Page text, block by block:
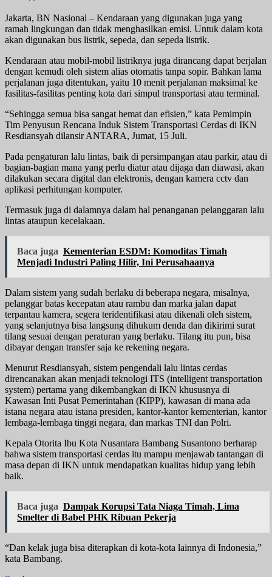
Jakarta, BN Nasional – Kendaraan yang digunakan juga yang
ramah lingkungan dan tidak menghasilkan emisi. Untuk dalam kota
akan digunakan bus listrik, sepeda, dan sepeda listrik.
Kendaraan atau mobil-mobil listriknya juga dirancang dapat berjalan
dengan kemudi oleh sistem alias otomatis tanpa sopir. Bahkan lama
perjalanan juga ditentukan, yaitu 10 menit perjalanan maksimal ke
fasilitas-fasilitas penting kota dari simpul transportasi atau terminal.
“Sehingga semua bisa sangat hemat dan efisien,” kata Pemimpin
Tim Penyusun Rencana Induk Sistem Transportasi Cerdas di IKN
Resdiansyah dilansir ANTARA, Jumat, 15 Juli.
Pada pengaturan lalu lintas, baik di persimpangan atau parkir, atau di
bagian-bagian mana yang perlu diatur atau dijaga dan diawasi, akan
dilakukan secara digital dan elektronis, dengan kamera cctv dan
aplikasi perhitungan komputer.
Termasuk juga di dalamnya dalam hal penanganan pelanggaran lalu
lintas ataupun kecelakaan.
Baca juga Kementerian ESDM: Komoditas Timah
Menjadi Industri Paling Hilir, Ini Perusahaanya
Dalam sistem yang sudah berlaku di beberapa negara, misalnya,
pelanggar batas kecepatan atau rambu dan marka jalan dapat
terpantau kamera, segera teridentifikasi atau dikenali oleh sistem,
yang selanjutnya bisa langsung dihukum denda dan dikirimi surat
tilang sesuai dengan peraturan yang berlaku. Tilang itu pun, bisa
dibayar dengan transfer saja ke rekening negara.
Menurut Resdiansyah, sistem pengendali lalu lintas cerdas
direncanakan akan menjadi teknologi ITS (intelligent transportation
system) pertama yang dikembangkan di IKN khususnya di
Kawasan Inti Pusat Pemerintahan (KIPP), kawasan di mana ada
istana negara atau istana presiden, kantor-kantor kementerian, kantor
lembaga-lembaga tinggi negara, dan markas TNI dan Polri.
Kepala Otorita Ibu Kota Nusantara Bambang Susantono berharap
bahwa sistem transportasi cerdas itu mampu menjawab tantangan di
masa depan di IKN untuk mendapatkan kualitas hidup yang lebih
baik.
Baca juga Dampak Korupsi Tata Niaga Timah, Lima
Smelter di Babel PHK Ribuan Pekerja
“Dan kelak juga bisa diterapkan di kota-kota lainnya di Indonesia,”
kata Bambang.